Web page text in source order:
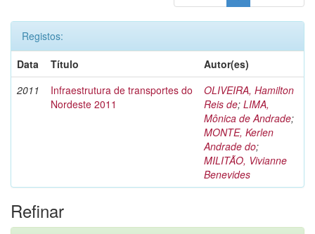
Registos:
Data
Título
Autor(es)
2011
Infraestrutura de transportes do
Nordeste 2011
OLIVEIRA, Hamilton
Reis de; LIMA,
Mônica de Andrade;
MONTE, Kerlen
Andrade do;
MILITÃO, Vivianne
Benevides
Refinar